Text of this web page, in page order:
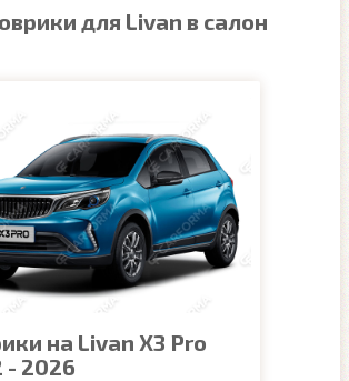
для Livan в салон
на Livan X3 Pro
- 2026